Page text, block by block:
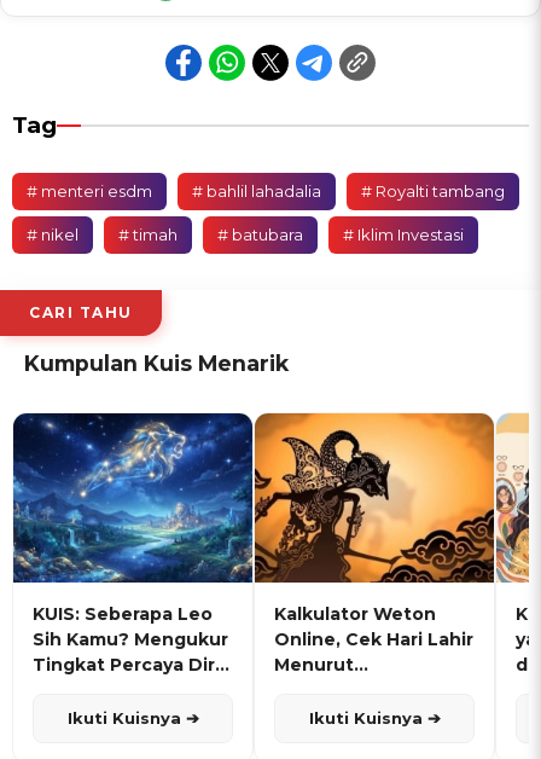
Tag
# menteri esdm # bahlil lahadalia # Royalti tambang
# nikel # timah # batubara # Iklim Investasi
CARI TAHU
Kumpulan Kuis Menarik
KUIS: Seberapa Leo
Sih Kamu? Mengukur
Tingkat Percaya Diri
Ikuti Kuisnya ➔
Kalkulator Weton
Online, Cek Hari Lahir
Menurut
Ikuti Kuisnya ➔